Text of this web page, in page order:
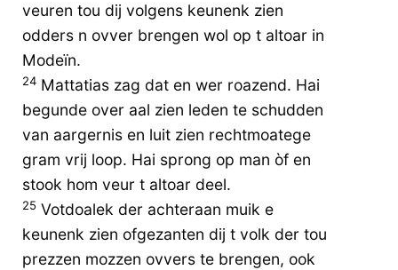
veuren tou dij volgens keunenk zien
odders n ovver brengen wol op t altoar in
Modeïn.
24 Mattatias zag dat en wer roazend. Hai
begunde over aal zien leden te schudden
van aargernis en luit zien rechtmoatege
gram vrij loop. Hai sprong op man òf en
stook hom veur t altoar deel.
25 Votdoalek der achteraan muik e
keunenk zien ofgezanten dij t volk der tou
prezzen mozzen ovvers te brengen, ook